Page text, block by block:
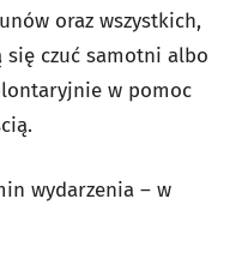
oraz wszystkich,
czuć samotni albo
w pomoc
wydarzenia – w